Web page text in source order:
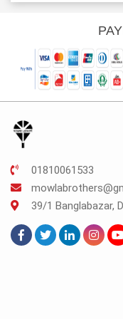
was:
01810061533
39/1 Banglabazar,